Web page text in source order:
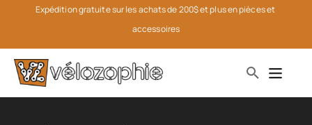
Expédition gratuite sur les achats de 200$ et plus en pièces et
accessoires